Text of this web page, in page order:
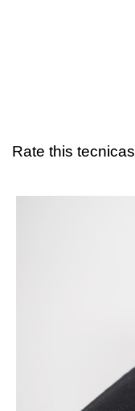
Rate this tecnicas